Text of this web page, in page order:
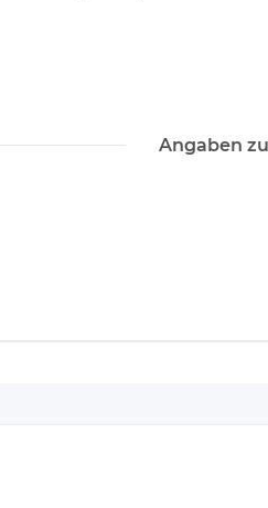
Angaben